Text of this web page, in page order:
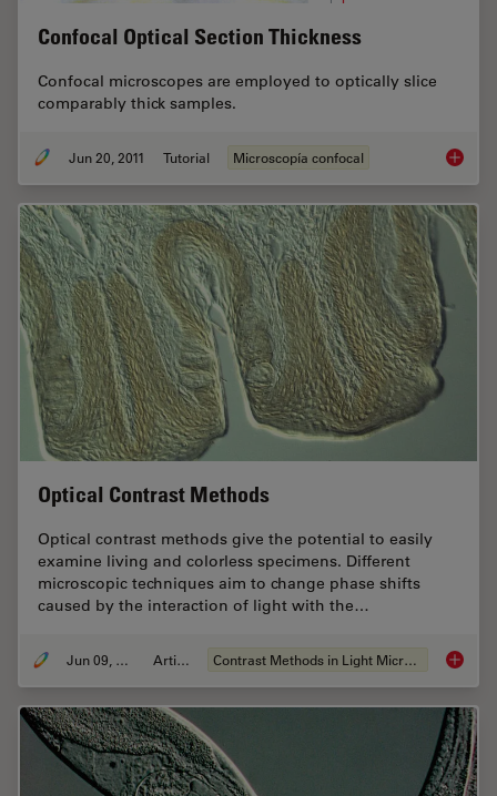
Confocal Optical Section Thickness
Confocal microscopes are employed to optically slice
comparably thick samples.
Jun 20, 2011 Tutorial Microscopía confocal
Optical Contrast Methods
Optical contrast methods give the potential to easily
examine living and colorless specimens. Different
microscopic techniques aim to change phase shifts
caused by the interaction of light with the…
Jun 09, 2011 Article Contrast Methods in Light Microscopy Optical